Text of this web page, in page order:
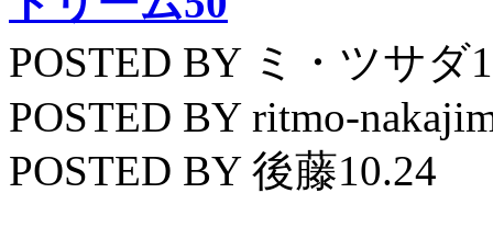
POSTED BY ミ・ツサダ
POSTED BY ritmo-
POSTED BY 後藤10.24